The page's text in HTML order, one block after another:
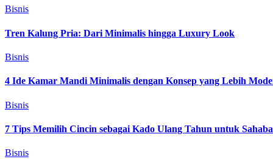
Bisnis
Tren Kalung Pria: Dari Minimalis hingga Luxury Look
Bisnis
4 Ide Kamar Mandi Minimalis dengan Konsep yang Lebih
Bisnis
7 Tips Memilih Cincin sebagai Kado Ulang Tahun untuk
Bisnis